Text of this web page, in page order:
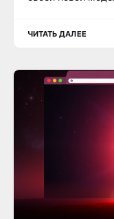
ЧИТАТЬ ДАЛЕЕ